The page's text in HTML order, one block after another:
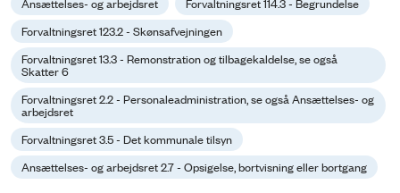
Forvaltningsret 123.2 - Skønsafvejningen
Forvaltningsret 13.3 - Remonstration og tilbagekaldelse, se også
Skatter 6
Forvaltningsret 2.2 - Personaleadministration, se også Ansættelses- og
arbejdsret
Forvaltningsret 3.5 - Det kommunale tilsyn
Ansættelses- og arbejdsret 2.7 - Opsigelse, bortvisning eller bortgang